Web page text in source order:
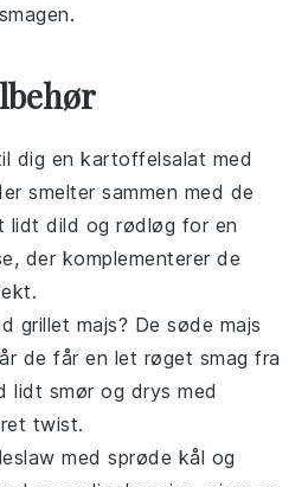
dig enkartoffelsalat med
smelter sammen med de
lidtdild ogrødløg for en
der komplementerer de
grillet majs? De søde majs
de får en let røget smag fra
lidt smør og drys med
twist.
med sprøde kål og